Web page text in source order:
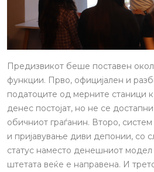
Предизвикот беше поставен
функции. Прво, официјален и
податоците од мерните станици
денес постојат, но не се
обичниот граѓанин. Второ,
и пријавување диви депонии, со
статус наместо денешниот
штетата веќе е направена. И